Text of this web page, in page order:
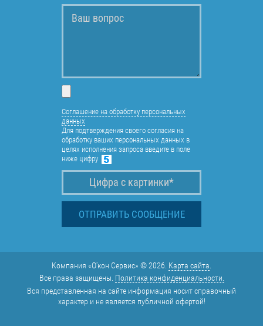
Соглашение на обработку персональных
данных
Для подтверждения своего согласия на
обработку ваших персональных данных в
целях исполнения запроса введите в поле
ниже цифру
Компания «О'кон Сервис» © 2026. Карта сайта
Все права защищены. Политика конфиденциальности.
Вся представленная на сайте информация носит справочный
характер и не является публичной офертой!